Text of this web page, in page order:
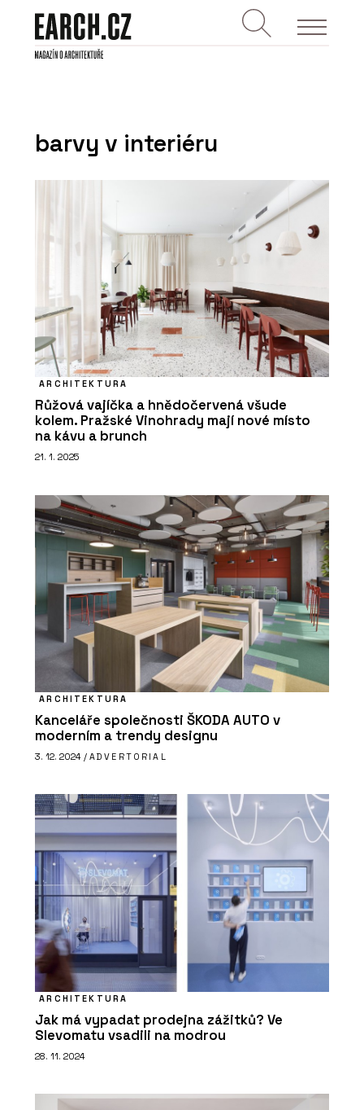
barvy v interiéru
ARCHITEKTURA
Růžová vajíčka a hnědočervená všude
kolem. Pražské Vinohrady mají nové místo
na kávu a brunch
21. 1. 2025
ARCHITEKTURA
Kanceláře společnosti ŠKODA AUTO v
moderním a trendy designu
3. 12. 2024 / ADVERTORIAL
ARCHITEKTURA
Jak má vypadat prodejna zážitků? Ve
Slevomatu vsadili na modrou
28. 11. 2024